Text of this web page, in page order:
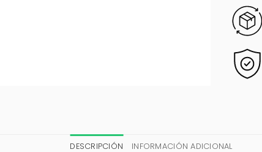
DESCRIPCIÓN INFORMACIÓN ADICIONAL